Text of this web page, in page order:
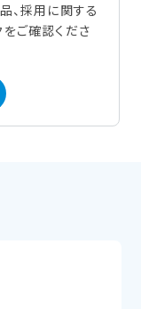
、採用に関する
ご確認くださ